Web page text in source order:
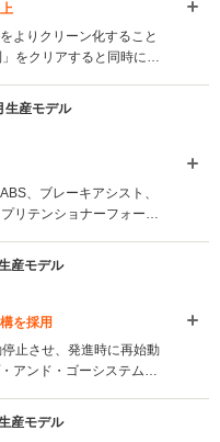
よりクリーン化すること
をクリアすると同時に燃
グ機構（マニュアル）な
2004.6)
生産モデル
、ブレーキアシスト、
リテンショナーフォース
質や形状も合わせて変更
産モデル
を採用
止させ、発進時に再始動
アンド・ゴーシステムを
ガスをクリーン化した。
産モデル